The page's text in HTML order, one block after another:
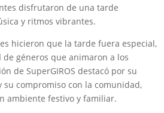
disfrutaron de una tarde
y ritmos vibrantes.
hicieron que la tarde fuera especial,
géneros que animaron a los
de SuperGIROS destacó por su
su compromiso con la comunidad,
ambiente festivo y familiar.